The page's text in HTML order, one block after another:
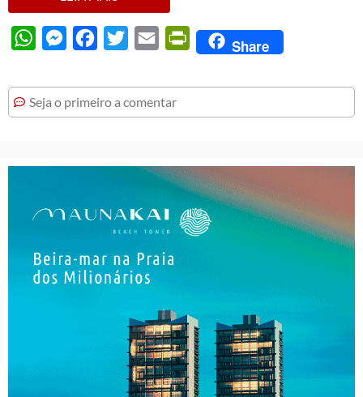
WhatsAppMessengerFacebook
Twitter Email PrintFriendly
Share
Seja o primeiro a comentar